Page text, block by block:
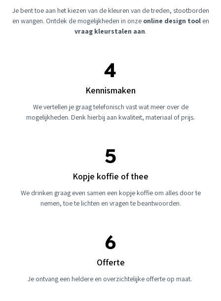
Je bent toe aan het kiezen van de kleuren van de treden, stootborden
en wangen. Ontdek de mogelijkheden in onze online design toolen
vraag kleurstalen aan.
Kennismaken
We vertellen je graag telefonisch vast wat meer over de
mogelijkheden. Denk hierbij aan kwaliteit, materiaal of prijs.
Kopje koffie of thee
We drinken graag even samen een kopje koffie om alles door te
nemen, toe te lichten en vragen te beantwoorden.
Offerte
Je ontvang een heldere en overzichtelijke offerte op maat.